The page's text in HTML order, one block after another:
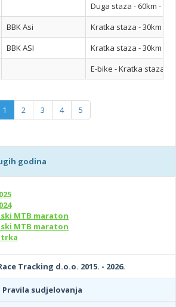
Duga staza - 60km -
BBK Asi
Kratka staza - 30km -
BBK ASI
Kratka staza - 30km -
E-bike - Kratka staza -
1 2 3 4 5
godina
MTB maraton
MTB maraton
Tracking d.o.o. 2015. - 2026.
Pravila sudjelovanja